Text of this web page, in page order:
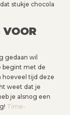
stukje chocola
gedaan wil
begint met de
hoeveel tijd deze
weet dat je
je alsnog een
Time-